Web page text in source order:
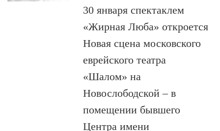
30 января спектаклем
«Жирная Люба» откроется
Новая сцена московского
еврейского театра
«Шалом» на
Новослободской – в
помещении бывшего
Центра имени